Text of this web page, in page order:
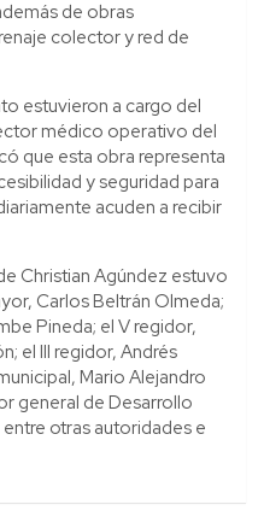
de obras
colector y red de
estuvieron a cargo del
médico operativo del
que esta obra representa
y seguridad para
acuden a recibir
Christian Agúndez estuvo
Carlos Beltrán Olmeda;
Pineda; el V regidor,
el III regidor, Andrés
Mario Alejandro
general de Desarrollo
otras autoridades e